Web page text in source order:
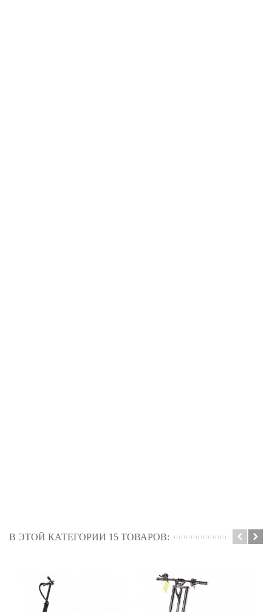
В ЭТОЙ КАТЕГОРИИ 15 ТОВАРОВ: